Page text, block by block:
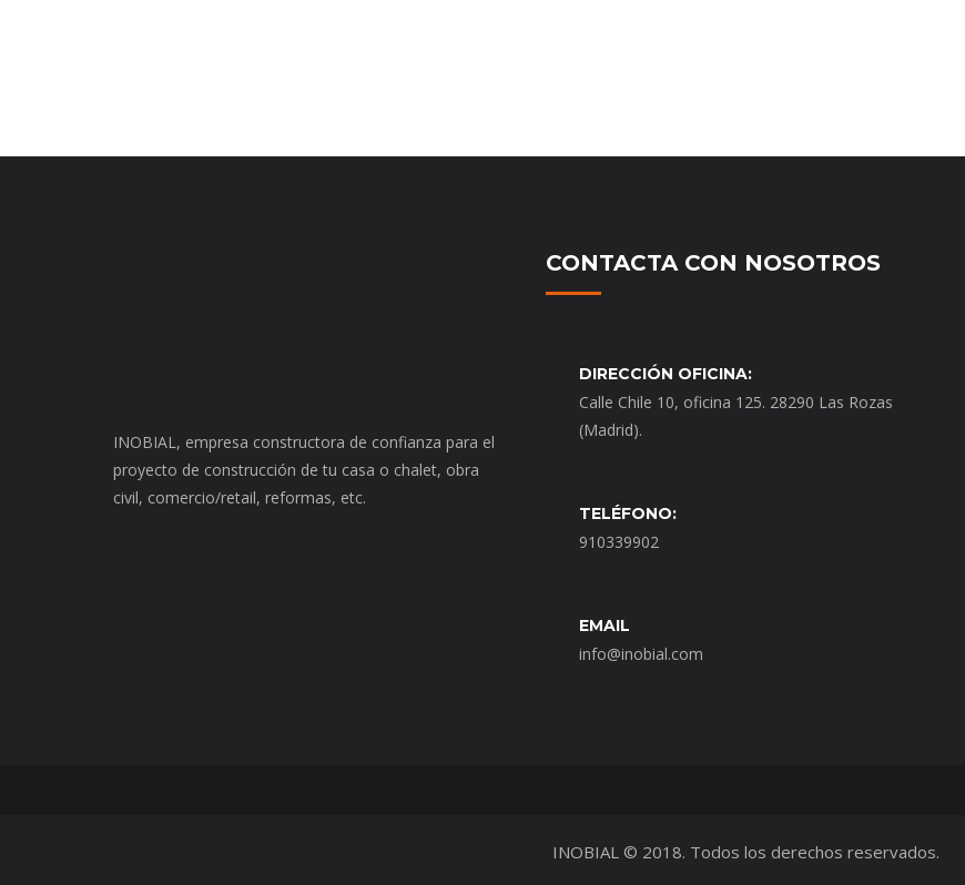
INOBIAL, empresa constructora de confianza para el
proyecto de construcción de tu casa o chalet, obra
civil, comercio/retail, reformas, etc.
CONTACTA CON NOSOTROS
DIRECCIÓN OFICINA:
Calle Chile 10, oficina 125. 28290 Las Rozas
(Madrid).
TELÉFONO:
910339902
EMAIL
info@inobial.com
INOBIAL © 2018. Todos los derechos reservados.